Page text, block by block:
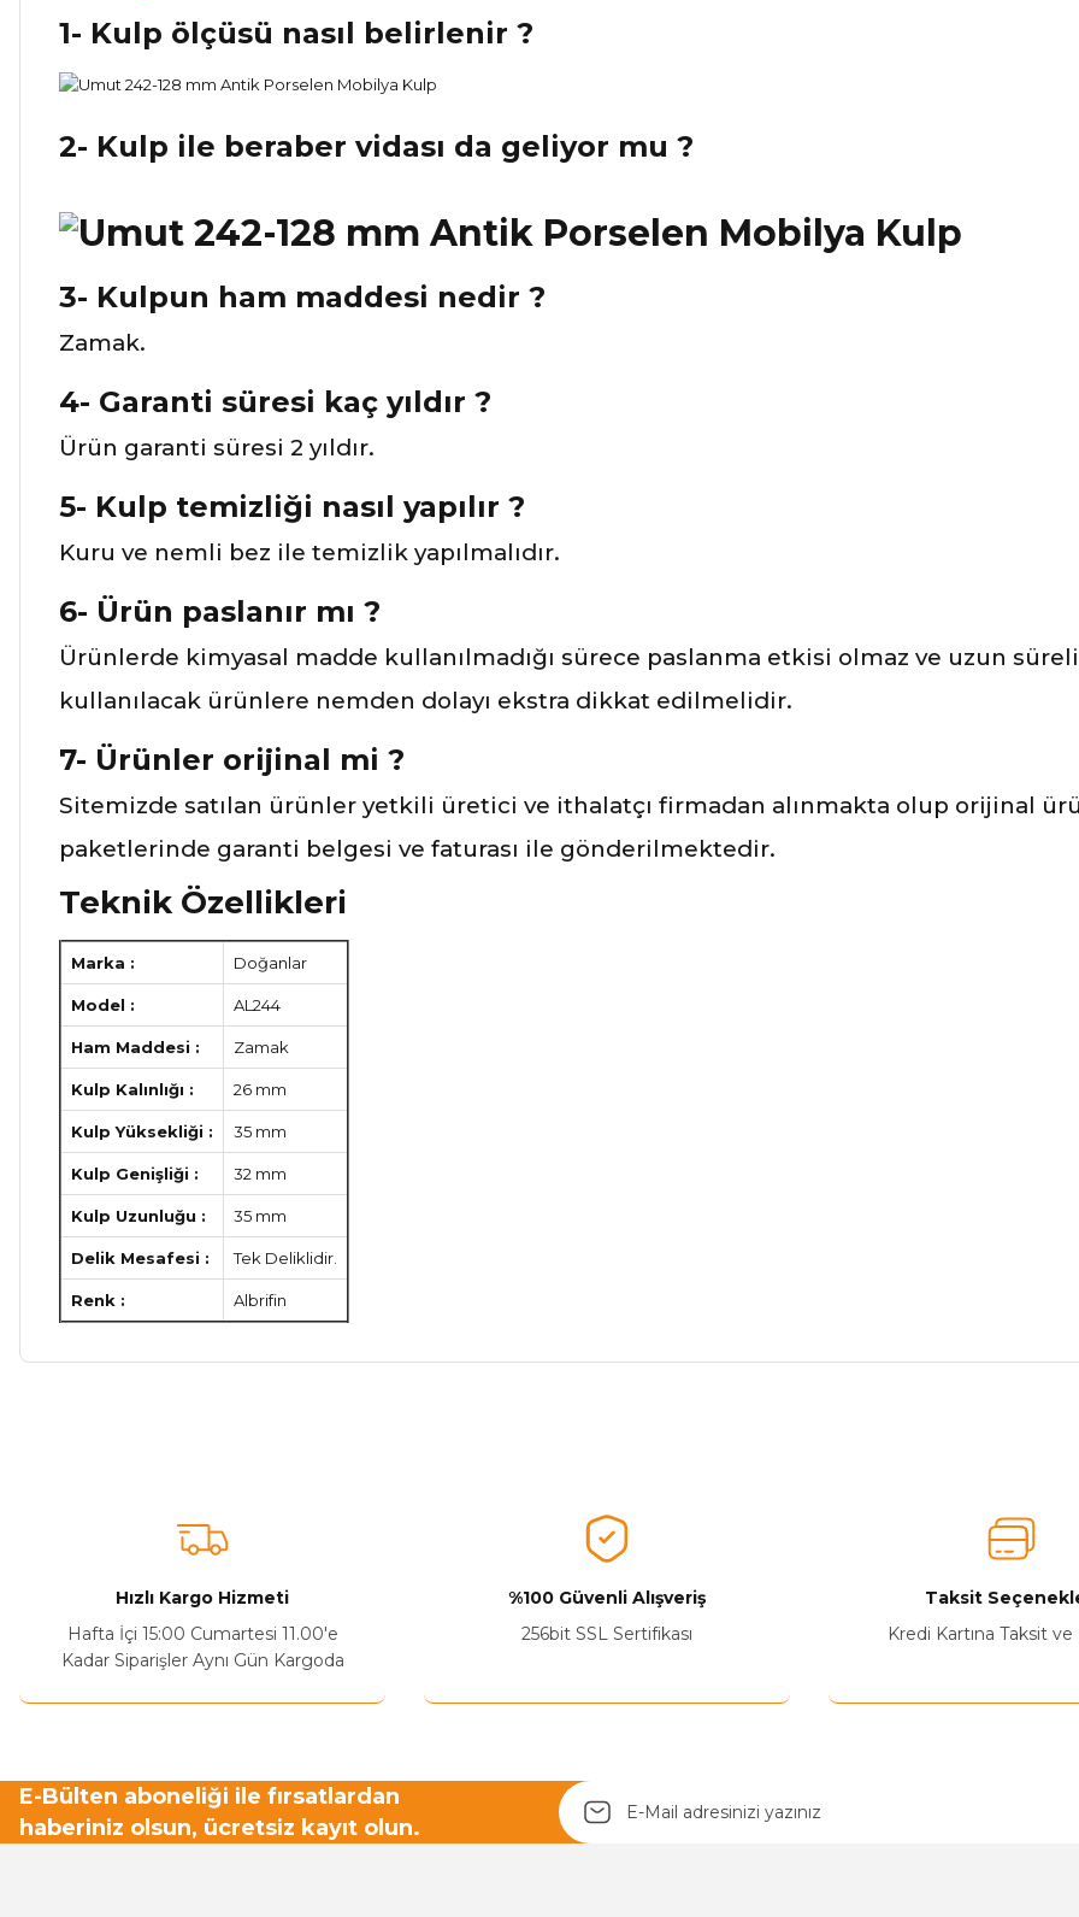
1- Kulp ölçüsü nasıl belirlenir ?
2- Kulp ile beraber vidası da geliyor mu ?
3- Kulpun ham maddesi nedir ?
Zamak.
4- Garanti süresi kaç yıldır ?
Ürün garanti süresi 2 yıldır.
5- Kulp temizliği nasıl yapılır ?
Kuru ve nemli bez ile temizlik yapılmalıdır.
6- Ürün paslanır mı ?
Ürünlerde kimyasal madde kullanılmadığı sürece paslanma etkisi olmaz ve uzun
kullanılacak ürünlere nemden dolayı ekstra dikkat edilmelidir.
7- Ürünler orijinal mi ?
Sitemizde satılan ürünler yetkili üretici ve ithalatçı firmadan alınmakta olup orijinal
paketlerinde garanti belgesi ve faturası ile gönderilmektedir.
Teknik Özellikleri
Marka : Doğanlar
Model : AL244
Ham Maddesi : Zamak
Kulp Kalınlığı : 26 mm
Kulp Yüksekliği : 35 mm
Kulp Genişliği : 32 mm
Kulp Uzunluğu : 35 mm
Delik Mesafesi : Tek Deliklidir.
Renk : Albrifin
Ürün açıklamasında eksik bilgiler bulunuyor.
Bu ürüne benzer farklı alternatifler olmalı.
Yetkiliye Gönder
Hızlı Kargo Hizmeti
Hafta İçi 15:00 Cumartesi 11.00'e
Kadar Siparişler Aynı Gün Kargoda
%100 Güvenli Alışveriş
256bit SSL Sertifikası
Taksit
Kredi Kartına Taksit ve
E-Bülten aboneliği ile fırsatlardan
haberiniz olsun, ücretsiz kayıt olun.